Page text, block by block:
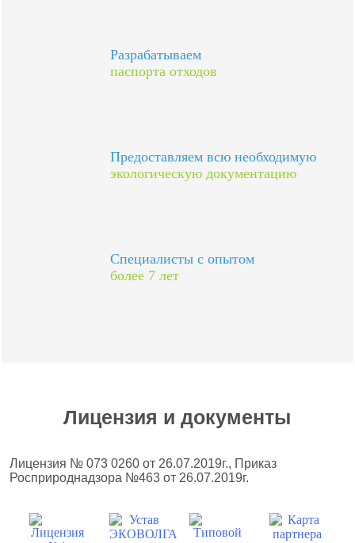
Разрабатываем
паспорта отходов
Предоставляем всю необходимую
экологическую документацию
Специалисты с опытом
более 7 лет
Лицензия и документы
Лицензия № 073 0260 от 26.07.2019г., Приказ
Росприроднадзора №463 от 26.07.2019г.